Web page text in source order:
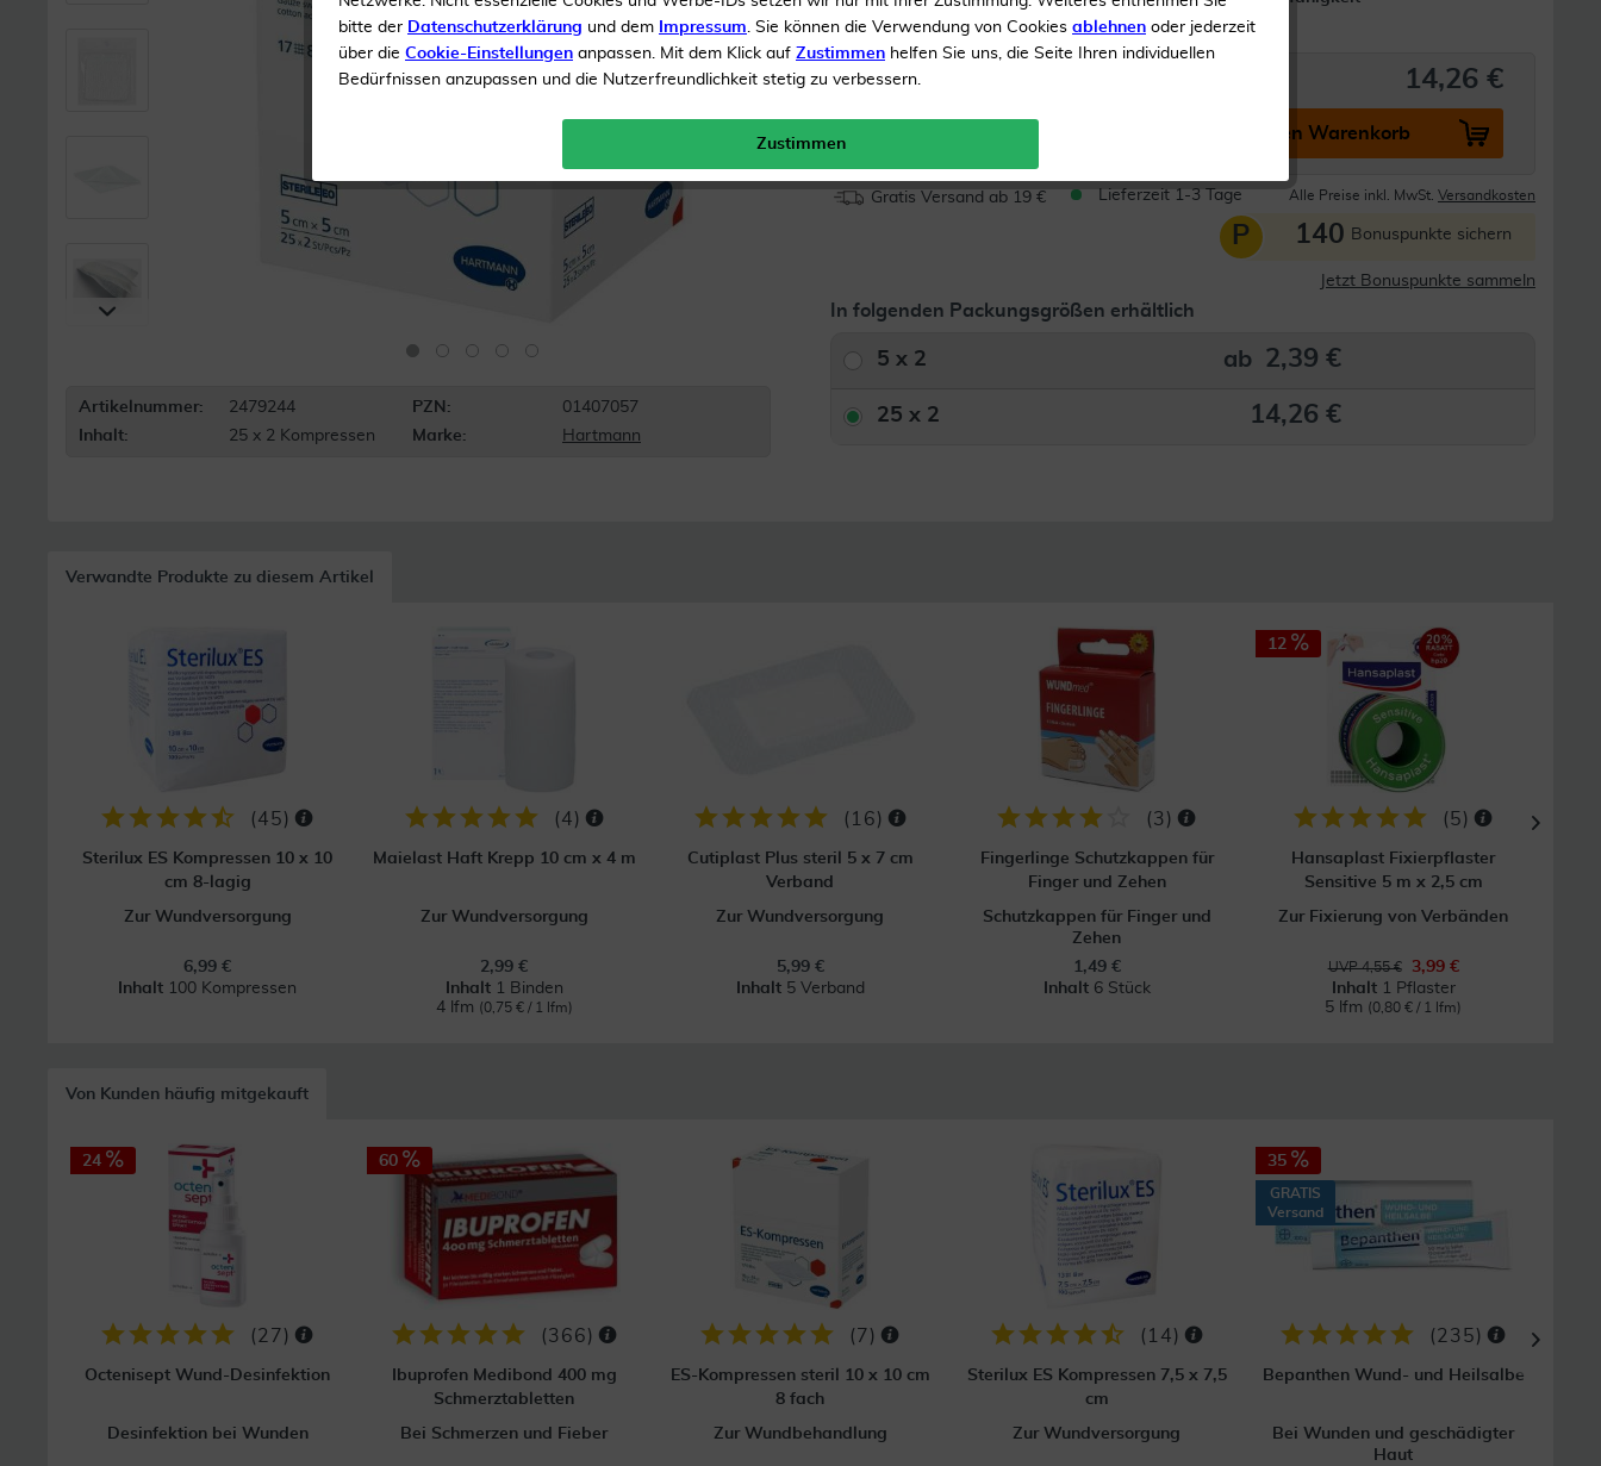
Luftdurchlässig
Steril
Artikelnummer: 2479244 PZN:
01407057
Inhalt:
25 x 2 Kompressen Marke: Hartmann
Inhalt25 x 2 Kompressen 14,26 €
In den Warenkorb
Gratis Versand ab 19 € Lieferzeit 1-3 Tage Alle Preise inkl. MwSt. Versandkosten
P 140 Bonuspunkte sichern
Jetzt Bonuspunkte sammeln
In folgenden Packungsgrößen erhältlich
5 x 2 ab 2,39 €
25 x 2 14,26 €
Verwandte Produkte zu diesem Artikel
(45)
Sterilux ES Kompressen 10 x 10
cm 8-lagig
Zur Wundversorgung
6,99 €
Inhalt 100 Kompressen
(4)
Maielast Haft Krepp 10 cm x 4 m
Zur Wundversorgung
2,99 €
Inhalt 1 Binden
4 lfm (0,75 € / 1 lfm)
( 16)
Cutiplast Plus steril 5 x 7 cm
Verband
Zur Wundversorgung
5,99 €
Inhalt 5 Verband
(3)
Fingerlinge Schutzkappen für
Finger und Zehen
Schutzkappen für Finger und
Zehen
1,49 €
Inhalt 6 Stück
12
(5)
Hansaplast Fixierpflaster
Sensitive 5 m x 2,5 cm
Zur Fixierung von Verbänden
UVP 4,55 €
3,99 €
Inhalt 1 Pflaster
5 lfm (0,80 € / 1 lfm)
Von Kunden häufig mitgekauft
24
(27 )
Octenisept Wund-Desinfektion
Desinfektion bei Wunden
60
(366)
Ibuprofen Medibond 400 mg
Schmerztabletten
Bei Schmerzen und Fieber
( 7 )
ES-Kompressen steril 10 x 10 cm
8 fach
Zur Wundbehandlung
( 14)
Sterilux ES Kompressen 7,5 x 7,5
cm
Zur Wundversorgung
35
GRATIS
Versand
(235)
Bepanthen Wund- und Heilsalbe
Bei Wunden und geschädigter
Haut
bitte der Datenschutzerklärung und dem Impressum. Sie können die Verwendung von Cookies ablehnen oder jederzeit
über die Cookie-Einstellungen anpassen. Mit dem Klick auf Zustimmen helfen Sie uns, die Seite Ihren individuellen
Bedürfnissen anzupassen und die Nutzerfreundlichkeit stetig zu verbessern.
Zustimmen